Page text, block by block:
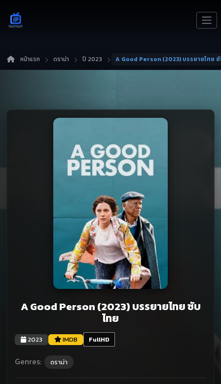
หน้าแรก ดราม่า ปี 2023 A Good Person (2023) บรรยายไทย
A Good Person (2023) บรรยายไทย ซับ
ไทย
2023 IMDB FullHD
Genres: ดราม่า